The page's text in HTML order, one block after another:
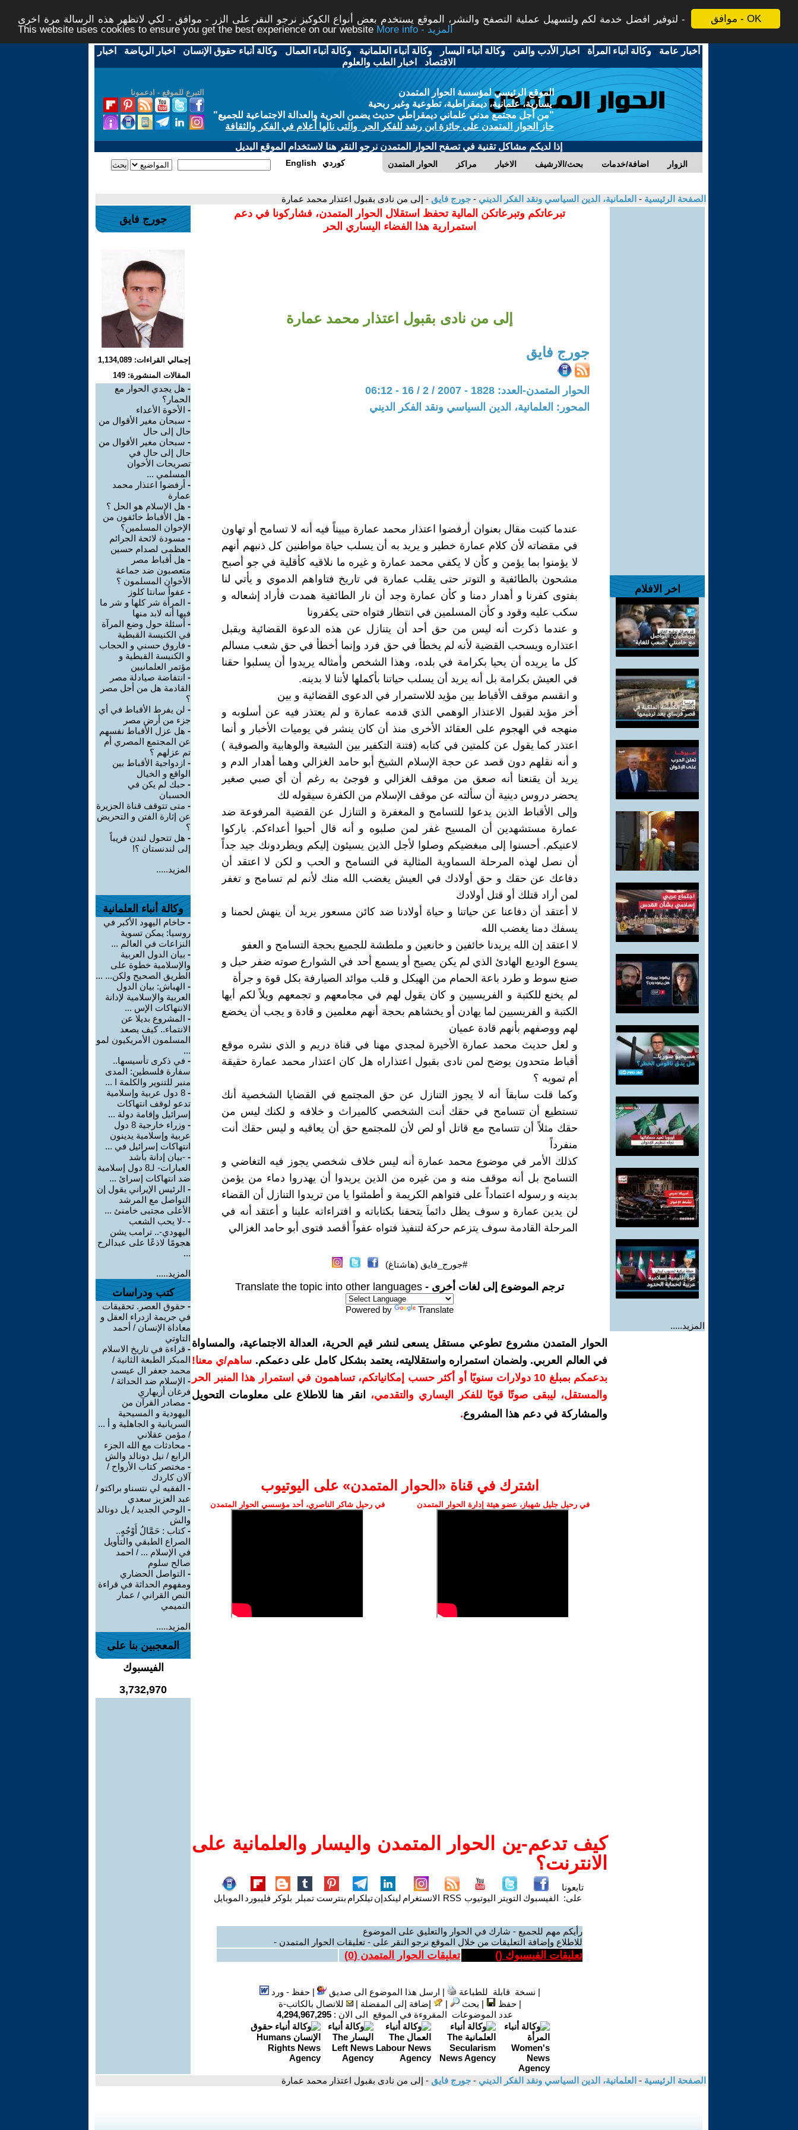
موافق - OK
لتوفير افضل خدمة لكم ولتسهيل عملية التصفح والنشر، الموقع يستخدم بعض أنواع الكوكيز نرجو النقر على الزر - موافق - لكي لاتظهر هذه الرسالة مرة اخرى -
This website uses cookies to ensure you get the best experience on our website
More info - المزيد
أخبار عامة -وكالة أنباء المرأة - اخبار الأدب والفن -وكالة أنباء اليسار -وكالة أنباء العلمانية -وكالة أنباء العمال -وكالة أنباء حقوق الإنسان - اخبار الرياضة - اخبار
الاقتصاد - اخبار الطب والعلوم
التبرع للموقع - ادعمونا
الموقع الرئيسي لمؤسسة الحوار المتمدن
يسارية، علمانية، ديمقراطية، تطوعية وغير ربحية
"من أجل مجتمع مدني علماني ديمقراطي حديث يضمن الحرية والعدالة الاجتماعية للجميع"
حاز الحوار المتمدن على جائزة ابن رشد للفكر الحر والتى نالها أعلام في الفكر والثقافة
إذا لديكم مشاكل تقنية في تصفح الحوار المتمدن نرجو النقر هنا لاستخدام الموقع البديل
الحوار المتمدن مراكز الاخبار بحث/الارشيف اضافة/خدمات الزوار English كوردي
الصفحة الرئيسية - العلمانية، الدين السياسي ونقد الفكر الديني - جورج فايق - إلى من نادى بقبول اعتذار محمد عمارة
اخر الافلام
المزيد.....
تبرعاتكم وتبرعاتكن المالية تحفظ استقلال الحوار المتمدن، فشاركونا في دعم
استمرارية هذا الفضاء اليساري الحر
إلى من نادى بقبول اعتذار محمد عمارة
جورج فايق
الحوار المتمدن-العدد: 1828 - 2007 / 2 / 16 - 06:12
المحور: العلمانية، الدين السياسي ونقد الفكر الديني
عندما كتبت مقال بعنوان أرفضوا اعتذار محمد عمارة مبيناً فيه أنه لا تسامح أو تهاون
في مقضاته لأن كلام عمارة خطير و يريد به أن يسلب حياة مواطنين كل ذنبهم أنهم
لا يؤمنوا بما يؤمن و كأن لا يكفي محمد عمارة و غيره ما نلاقيه كأقلية في جو أصبح
مشحون بالطائفية و التوتر حتى يقلب عمارة في تاريخ فتاواهم الدموي و يأتي لنا
بفتوى كفرنا و أهدار دمنا و كأن عمارة وجد أن نار الطائفية همدت فأراد إشعاله و
سكب عليه وقود و كأن المسلمين في انتظار فتواه حتى يكفرونا
و عندما ذكرت أنه ليس من حق أحد أن يتنازل عن هذه الدعوة القضائية ويقبل
اعتذاره ويسحب القضية لأنه لم يخطأ في حق فرد وإنما أخطأ في حق شعب مسالم
كل ما يريده أن يحيا بكرامة في بلده، وهذا الشخص وأمثاله يريدوا أن يسلبوا حقنا
في العيش بكرامة بل أنه يريد أن يسلب حياتنا بأكملها لأننا لا بدينه.
و انقسم موقف الأقباط بين مؤيد للاستمرار في الدعوى القضائية و بين
أخر مؤيد لقبول الاعتذار الوهمي الذي قدمه عمارة و لم يعتذر فيه عن أسلوبه و
منهجه في الهجوم على العقائد الأخرى منذ أن كان ينشر في يوميات الأخبار و أنما
اعتذر كما يقول عن كلمتين في كتابه (فتنة التكفير بين الشيعة والوهابية والصوفية )
و أنه نقلهم دون قصد عن حجة الإسلام الشيخ أبو حامد الغزالي وهما أهدار الدم و
يريد أن يقنعنا أنه صعق من موقف الغزالي و فوجئ به رغم أن أي صبي صغير
يحضر دروس دينية أن سألته عن موقف الإسلام من الكفرة سيقوله لك
وإلى الأقباط الذين يدعوا للتسامح و المغفرة و التنازل عن القضية المرفوعة ضد
عمارة مستشهدين أن المسيح غفر لمن صلبوه و أنه قال أحبوا أعداءكم. باركوا
لاعنيكم. أحسنوا إلى مبغضيكم وصلوا لأجل الذين يسيئون إليكم ويطردونك جيد جداً
أن نصل لهذه المرحلة السماوية المثالية في التسامح و الحب و لكن لا اعتقد أن
دفاعك عن حقك و حق أولادك في العيش يغضب الله منك لأنم لم تسامح و تغفر
لمن أراد قتلك أو قتل أولادك
لا أعتقد أن دفاعنا عن حياتنا و حياة أولادنا ضد كائن مسعور يريد أن ينهش لحمنا و
يسفك دمنا يغضب الله
لا اعتقد إن الله يريدنا خائفين و خانعين و ملطشة للجميع بحجة التسامح و العفو
يسوع الوديع الهادئ الذي لم يكن يصيح أو يسمع أحد في الشوارع صوته ضفر حبل و
صنع سوط و طرد باعة الحمام من الهيكل و قلب موائد الصيارفة بكل قوة و جرأة
لم يخنع للكتبة و الفريسيين و كان يقول لهم في مجامعهم و تجمعهم ويلاً لكم أيها
الكتبة و الفريسيين لما يهادن أو يخشاهم بحجة أنهم معلمين و قادة و يجب أن يخضع
لهم ووصفهم بأنهم قادة عميان
و لعل حديث محمد عمارة الأخيرة لمجدي مهنا في قناة دريم و الذي نشره موقع
أقباط متحدون يوضح لمن نادى بقبول اعتذاراه هل كان اعتذار محمد عمارة حقيقة
أم تمويه ؟
وكما قلت سابقاَ أنه لا يجوز التنازل عن حق المجتمع في القضايا الشخصية أنك
تستطيع أن تتسامح في حقك أنت الشخصي كالميراث و خلافه و لكنك ليس من
حقك مثلاً أن تتسامح مع قاتل أو لص لأن للمجتمع حق أن يعاقبه و ليس حقك أنت
منفرداً
كذلك الأمر في موضوع محمد عمارة أنه ليس خلاف شخصي يجوز فيه التغاضي و
التسامح بل أنه موقف منه و من غيره من الذين يريدوا أن يهدروا دماء من يؤمن
بدينه و رسوله اعتماداً على فتواهم الكريمة و أطمئنوا يا من تريدوا التنازل أن القضاء
لن يدين عمارة و سوف يظل دائماَ يتحفنا بكتاباته و افتراءاته علينا و أعتقد أنه في
المرحلة القادمة سوف يتزعم حركة لتنفيذ فتواه عفواً أقصد فتوى أبو حامد الغزالي
#جورج_فايق (هاشتاغ)
ترجم الموضوع إلى لغات أخرى - Translate the topic into other languages
Powered by Translate
الحوار المتمدن مشروع تطوعي مستقل يسعى لنشر قيم الحرية، العدالة الاجتماعية، والمساواة
في العالم العربي. ولضمان استمراره واستقلاليته، يعتمد بشكل كامل على دعمكم. ساهم/ي معنا!
بدعمكم بمبلغ 10 دولارات سنويًا أو أكثر حسب إمكانياتكم، تساهمون في استمرار هذا المنبر الحر
والمستقل، ليبقى صوتًا قويًا للفكر اليساري والتقدمي،
انقر هنا للاطلاع على معلومات التحويل
والمشاركة في دعم هذا المشروع.
اشترك في قناة ‫«الحوار المتمدن» على اليوتيوب
في رحيل جليل شهباز، عضو هيئة إدارة الحوار المتمدن في رحيل شاكر الناصري، أحد مؤسسي الحوار المتمدن
كيف تدعم-ين الحوار المتمدن واليسار والعلمانية على
الانترنت؟
تابعونا
على: الفيسبوك التويتر اليوتيوب RSS الانستغرام لينكدإنتيلكرام بنترست تمبلر بلوكر فليبورد الموبايل
رأيكم مهم للجميع - شارك في الحوار والتعليق على الموضوع
للاطلاع وإضافة التعليقات من خلال الموقع نرجو النقر على - تعليقات الحوار المتمدن -
تعليقات الفيسبوك () تعليقات الحوار المتمدن (0
)
| نسخة قابلة للطباعة | ارسل هذا الموضوع الى صديق |حفظ - ورد
|حفظ | بحث | إضافة إلى المفضلة |
للاتصال بالكاتب-ة
عدد الموضوعات المقروءة في الموقع الى الان : 4,294,967,295
جورج فايق
إجمالي القراءات: 1,134,089
المقالات المنشورة: 149
- هل يجدي الحوار مع
الحمار؟
- الأخوة الأعداء
- سبحان مغير الأقوال من
حال إلى حال
- سبحان مغير الأقوال من
حال إلى حال في
تصريحات الأخوان
المسلمي ...
- أرفضوا اعتذار محمد
عمارة
- هل الإسلام هو الحل ؟
- هل الأقباط خائفون من
الإخوان المسلمين؟
- مسودة لائحة الجرائم
العظمى لصدام حسين
- هل أقباط مصر
متعصبون ضد جماعة
الأخوان المسلمون ؟
- عفواً سانتا كلوز
- المرأة شر كلها و شر ما
فيها أنه لابد منها
- أسئلة حول وضع المرآة
في الكنيسة القبطية
- فاروق حسني و الحجاب
و الكنيسة القبطية و
مؤتمر العلمانيين
- انتفاضة صيادلة مصر
القادمة هل من أجل مصر
؟
- لن يفرط الأقباط في أي
جزء من أرض مصر
- هل عزل الأقباط نفسهم
عن المجتمع المصري أم
تم عزلهم ؟
- ازدواجية الأقباط بين
الواقع و الخيال
- حبك لم يكن في
الحسبان
- متى تتوقف قناة الجزيرة
عن إثارة الفتن و التحريض
؟
- هل تتحول لندن قريباً
إلى لندنستان ؟!
المزيد.....
وكالة أنباء العلمانية
- حاخام اليهود الأكبر في
روسيا: يمكن تسوية
النزاعات في العالم ...
- بيان الدول العربية
والإسلامية خطوة على
الطريق الصحيح ولكن... ...
- الهباش: بيان الدول
العربية والإسلامية لإدانة
الانتهاكات الإس ...
- المشروع بديلا عن
الانتماء.. كيف يصعد
المسلمون الأمريكيون لمو
...
- في ذكرى تأسيسها..
سفارة فلسطين: المدى
منبر للتنوير والكلمة ا ...
-
8 دول عربية وإسلامية
تدعو لوقف انتهاكات
إسرائيل وإقامة دولة ...
-
وزراء خارجية 8 دول
عربية وإسلامية يدينون
انتهاكات إسرائيل في ...
- -بيان إدانة بأشد
العبارات- لـ8 دول إسلامية
ضد انتهاكات إسرائ ...
- الرئيس الإيراني يقول إن
التواصل مع المرشد
الأعلى مجتبى خامنئ ...
- -لا يحب الشعب
اليهودي-.. ترامب يشن
هجومًا لاذعًا على عبدالرح
...
المزيد.....
كتب ودراسات
- حقوق العصر. تحقيقات
في جريمة ازدراء العقل و
معاداة الإنسان / أحمد
التاوتي
- قراءة في تاريخ الاسلام
المبكر الطبعة الثانية /
محمد جعفر ال عيسى
- الإسلام ضد الحداثة /
فرغان أزيهاري
- مصادر القرآن من
اليهودية و المسيحية
السريانية و الجاهلية و أ ...
/ مؤمن عقلاني
- محادثات مع الله الجزء
الرابع / نيل دونالد والش
- مختصر كتاب الأرواح /
آلان كاردك
- الفقيه لي نتسناو براكتو /
عبد العزيز سعدي
- الوحي الجديد / يل دونالد
والش
-كتاب : حَمَّالُ أَوْجُهٍ..
الصراع الطبقي والتأويل
في الإسلام ... / احمد
صالح سلوم
- التواصل الحضاري
ومفهوم الحداثة في قراءة
النص القراني / عمار
التميمي
المزيد.....
المعجبين بنا على
الفيسبوك
3,732,970
الصفحة الرئيسية - العلمانية، الدين السياسي ونقد الفكر الديني - جورج فايق - إلى من نادى بقبول اعتذار محمد عمارة